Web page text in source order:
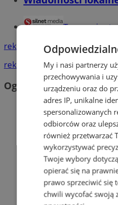
Tworzenie
reklama
reklama
Ogłoszenia
My i nasi partnerzy
przechowywania i
urządzeniu oraz do
adres IP, unikalne
spersonalizowanych
odbiorców oraz
również przetwarzać
wykorzystywać
Twoje wybory
opierać się na
prawo sprzeciwić się
chwili wycofać swoją